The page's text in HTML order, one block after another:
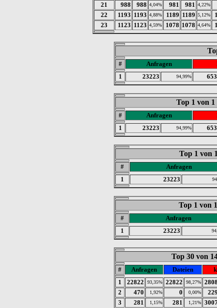
21 988 988 4,04% 981 981 4,22%
22 1193 1193 4,88% 1189 1189 5,12%
23
1123 1123 4,59% 1078 1078 4,64%
# Anfragen
1
23223 94,99%
Top 1 von
# Anfragen
1
23223 94,99%
Top 1 von
#
Anfragen
1
23223
Top 1 von
#
Anfragen
1
23223
Top 30 von
# Anfragen Dateien
1
22822 93,35% 22822 98,27%
2
470 1,92% 0 0,00%
3
281 1,15% 281 1,21%